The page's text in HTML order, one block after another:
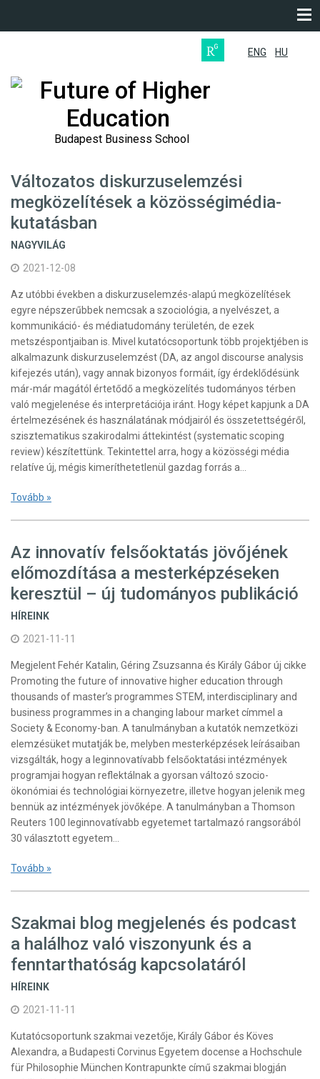
ENG HU
Future of Higher
Education
Budapest Business School
Változatos diskurzuselemzési
megközelítések a közösségimédia-
kutatásban
NAGYVILÁG
2021-12-08
Az utóbbi években a diskurzuselemzés-alapú megközelítések
egyre népszerűbbek nemcsak a szociológia, a nyelvészet, a
kommunikáció- és médiatudomány területén, de ezek
metszéspontjaiban is. Mivel kutatócsoportunk több projektjében is
alkalmazunk diskurzuselemzést (DA, az angol discourse analysis
kifejezés után), vagy annak bizonyos formáit, így érdeklődésünk
már-már magától értetődő a megközelítés tudományos térben
való megjelenése és interpretációja iránt. Hogy képet kapjunk a DA
értelmezésének és használatának módjairól és összetettségéről,
szisztematikus szakirodalmi áttekintést (systematic scoping
review) készítettünk. Tekintettel arra, hogy a közösségi média
relatíve új, mégis kimeríthetetlenül gazdag forrás a…
Tovább »
Az innovatív felsőoktatás jövőjének
előmozdítása a mesterképzéseken
keresztül – új tudományos publikáció
HÍREINK
2021-11-11
Megjelent Fehér Katalin, Géring Zsuzsanna és Király Gábor új cikke
Promoting the future of innovative higher education through
thousands of master’s programmes STEM, interdisciplinary and
business programmes in a changing labour market címmel a
Society & Economy-ban. A tanulmányban a kutatók nemzetközi
elemzésüket mutatják be, melyben mesterképzések leírásaiban
vizsgálták, hogy a leginnovatívabb felsőoktatási intézmények
programjai hogyan reflektálnak a gyorsan változó szocio-
ökonómiai és technológiai környezetre, illetve hogyan jelenik meg
bennük az intézmények jövőképe. A tanulmányban a Thomson
Reuters 100 leginnovatívabb egyetemet tartalmazó rangsorából
30 választott egyetem…
Tovább »
Szakmai blog megjelenés és podcast
a halálhoz való viszonyunk és a
fenntarthatóság kapcsolatáról
HÍREINK
2021-11-11
Kutatócsoportunk szakmai vezetője, Király Gábor és Köves
Alexandra, a Budapesti Corvinus Egyetem docense a Hochschule
für Philosophie München Kontrapunkte című szakmai blogján